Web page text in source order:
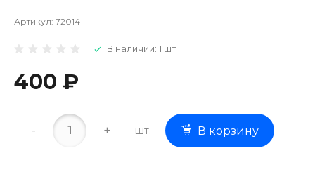
Артикул: 72014
В наличии: 1 шт
400 ₽
- + шт. В корзину